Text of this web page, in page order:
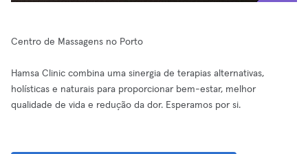
Centro de Massagens no Porto
Hamsa Clinic combina uma sinergia de terapias alternativas,
holísticas e naturais para proporcionar bem-estar, melhor
qualidade de vida e redução da dor. Esperamos por si.